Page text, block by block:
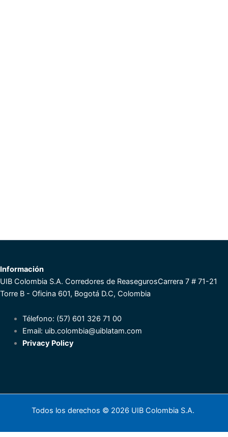
Información
UIB Colombia S.A. Corredores de ReasegurosCarrera 7 # 71-21
Torre B - Oficina 601, Bogotá D.C, Colombia
Télefono: (57) 601 326 71 00
Email: uib.colombia@uiblatam.com
Privacy Policy
Todos los derechos © 2026 UIB Colombia S.A.